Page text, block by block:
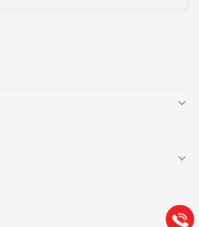
Gọi
(028) 22.166.144